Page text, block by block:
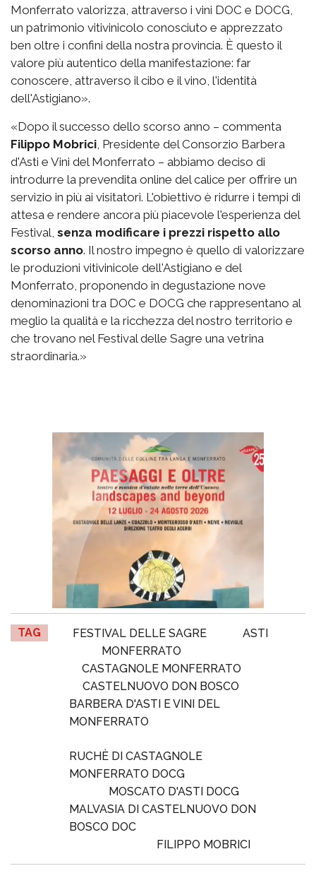
Monferrato valorizza, attraverso i vini DOC e DOCG,
un patrimonio vitivinicolo conosciuto e apprezzato
ben oltre i confini della nostra provincia. È questo il
valore più autentico della manifestazione: far
conoscere, attraverso il cibo e il vino, l'identità
dell'Astigiano».
«Dopo il successo dello scorso anno – commenta
Filippo Mobrici , Presidente del Consorzio Barbera
d'Asti e Vini del Monferrato – abbiamo deciso di
introdurre la prevendita online del calice per offrire un
servizio in più ai visitatori. L'obiettivo è ridurre i tempi di
attesa e rendere ancora più piacevole l'esperienza del
Festival, senza modificare i prezzi rispetto allo
scorso anno. Il nostro impegno è quello di valorizzare
le produzioni vitivinicole dell'Astigiano e del
Monferrato, proponendo in degustazione nove
denominazioni tra DOC e DOCG che rappresentano al
meglio la qualità e la ricchezza del nostro territorio e
che trovano nel Festival delle Sagre una vetrina
straordinaria.»
TAG FESTIVAL DELLE SAGRE
ASTI
MONFERRATO
CASTAGNOLE MONFERRATO
CASTELNUOVO DON BOSCO
BARBERA D'ASTI E VINI DEL
MONFERRATO
RUCHÈ DI CASTAGNOLE
MONFERRATO DOCG
MOSCATO D'ASTI DOCG
MALVASIA DI CASTELNUOVO DON
BOSCO DOC
FILIPPO MOBRICI